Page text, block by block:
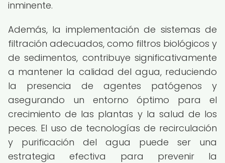
inminente.
Además, la implementación de sistemas de
filtración adecuados, como filtros biológicos y
de sedimentos, contribuye significativamente
a mantener la calidad del agua, reduciendo
la presencia de agentes patógenos y
asegurando un entorno óptimo para el
crecimiento de las plantas y la salud de los
peces. El uso de tecnologías de recirculación
y purificación del agua puede ser una
estrategia efectiva para prevenir la